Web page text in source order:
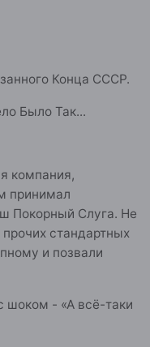
Конца СССР.
Было Так...
компания,
принимал
Покорный Слуга. Не
стандартных
и позвали
шоком - «А всё-таки